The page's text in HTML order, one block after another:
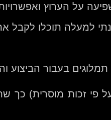
על הערוץ ואפשרויות
למעלה תוכלו לקבל
בעבור הביצוע
פי זכות מוסרית) כך